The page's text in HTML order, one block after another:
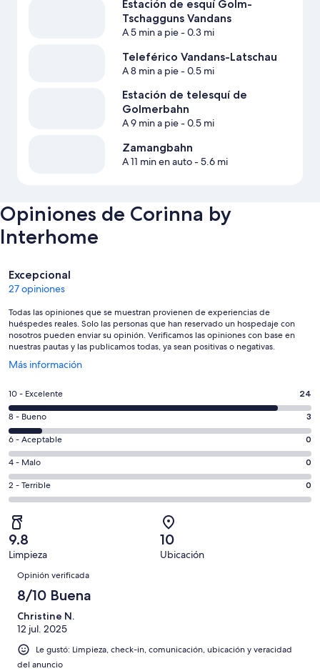
Estación de esquí Golm-
Tschagguns Vandans
A 5 min a pie- 0.3 mi
Teleférico Vandans-Latschau
A 8 min a pie- 0.5 mi
Estación de telesquí de
Golmerbahn
A 9 min a pie- 0.5 mi
Zamangbahn
A 11 min en auto- 5.6 mi
Opiniones de Corinna by
Interhome
Opiniones
Excepcional
27 opiniones
Todas las opiniones que se muestran provienen de experiencias de
huéspedes reales. Solo las personas que han reservado un hospedaje con
nosotros pueden enviar su opinión. Verificamos las opiniones con base en
nuestras pautas y las publicamos todas, ya sean positivas o negativas.
Más información
Se
en
una
nueva
ventana
Puntuación
de
10,
es
decir,
Excelente.
Basada
en
24
de
27
opiniones
10 - Excelente 24
Puntuación
de
8,
es
decir,
Bueno.
Basada
en
3
de
opiniones
8 - Bueno 3
Puntuación
de
6,
es
decir,
Aceptable.
Basada
en
0
de
27
opiniones
6 - Aceptable 0
Puntuación
de
4,
decir,
Malo.
Basada
de
27
opiniones
4 - Malo 0
Puntuación
de
2,
es
decir,
Terrible.
Basada
en
de
27
opiniones
2 - Terrible 0
9.8
Limpieza
10
Ubicación
Opiniones
Opinión verificada
8/10 Buena
Christine N.
12 jul. 2025
Le gustó: Limpieza, check-in, comunicación, ubicación y veracidad
del anuncio